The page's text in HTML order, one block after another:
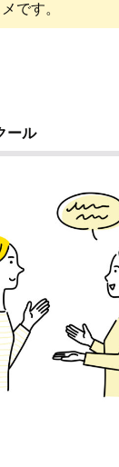
です。
ール